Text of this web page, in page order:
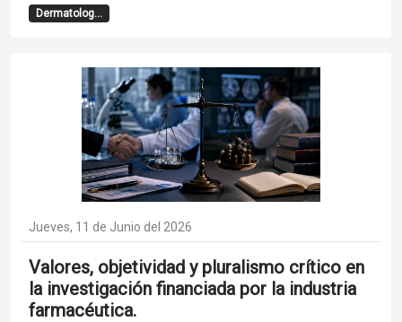
Dermatolog...
Jueves, 11 de Junio del 2026
Valores, objetividad y pluralismo crítico en
la investigación financiada por la industria
farmacéutica.